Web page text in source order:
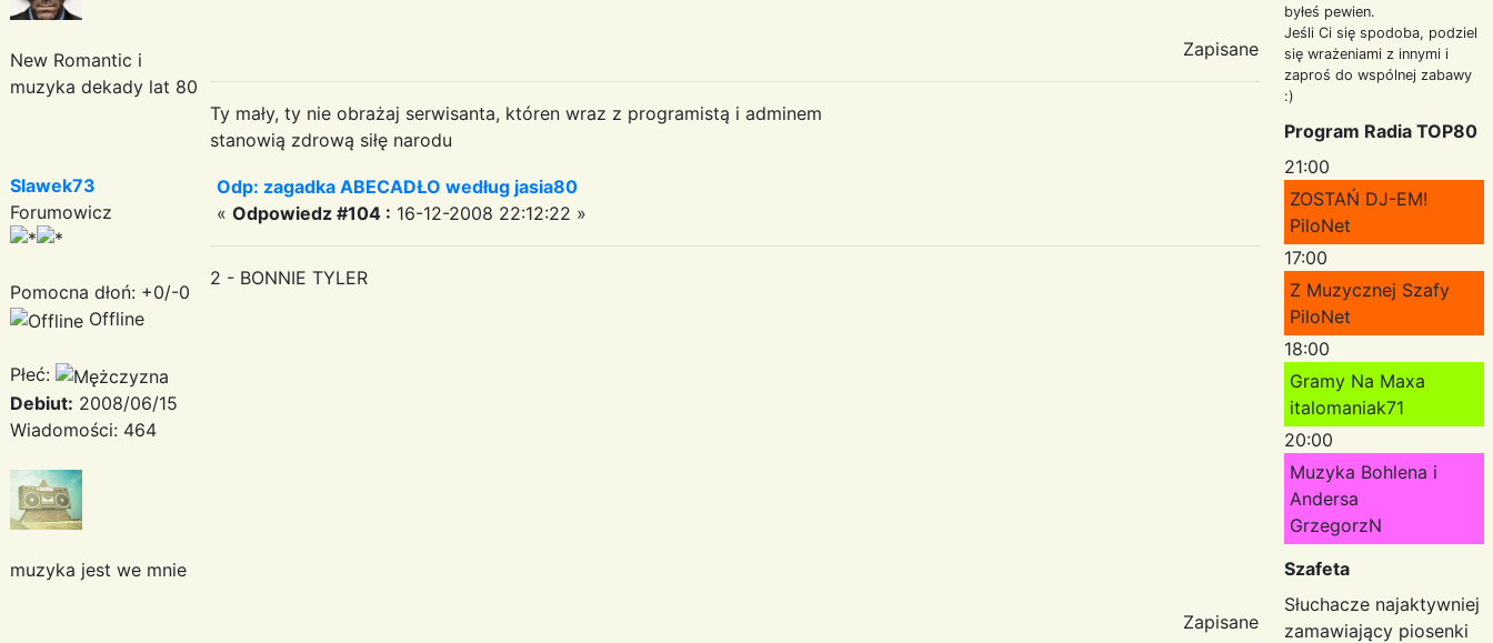
New Romantic i
muzyka dekady lat 80
Zapisane
Ty mały, ty nie obrażaj serwisanta, któren wraz z programistą i adminem
stanowią zdrową siłę narodu
Slawek73
Forumowicz
Pomocna dłoń: +0/-0
Offline
Płeć:
Debiut: 2008/06/15
Wiadomości: 464
muzyka jest we mnie
Odp: zagadka ABECADŁO według jasia80
« Odpowiedz #104 : 16-12-2008 22:12:22 »
2 - BONNIE TYLER
Zapisane
byłeś pewien.
Jeśli Ci się spodoba, podziel
się wrażeniami z innymi i
zaproś do wspólnej zabawy
:)
Program Radia TOP80
21:00
ZOSTAŃ DJ-EM!
PiloNet
17:00
Z Muzycznej Szafy
PiloNet
18:00
Gramy Na Maxa
italomaniak71
20:00
Muzyka Bohlena i
Andersa
GrzegorzN
Szafeta
Słuchacze najaktywniej
zamawiający piosenki